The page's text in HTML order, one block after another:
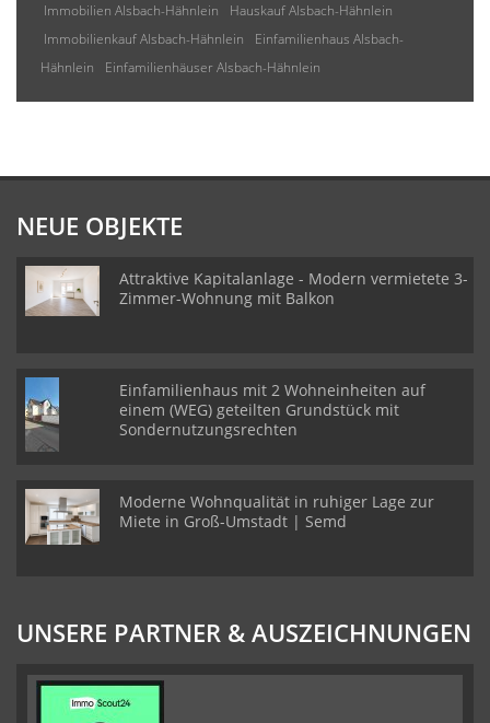
Immobilien Alsbach-Hähnlein
Hauskauf Alsbach-Hähnlein
Immobilienkauf Alsbach-Hähnlein
Einfamilienhaus Alsbach-
Hähnlein
Einfamilienhäuser Alsbach-Hähnlein
NEUE OBJEKTE
Attraktive Kapitalanlage - Modern vermietete 3-
Zimmer-Wohnung mit Balkon
Einfamilienhaus mit 2 Wohneinheiten auf
einem (WEG) geteilten Grundstück mit
Sondernutzungsrechten
Moderne Wohnqualität in ruhiger Lage zur
Miete in Groß-Umstadt | Semd
UNSERE PARTNER & AUSZEICHNUNGEN